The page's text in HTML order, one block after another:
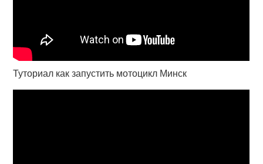
Туториал как запустить мотоцикл Минск